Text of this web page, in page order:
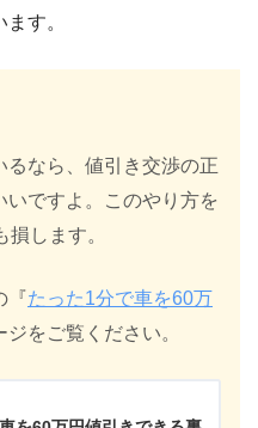
す。
るなら、値引き交渉の正
いですよ。このやり方を
します。
『たった1分で車を60万
ジをご覧ください。